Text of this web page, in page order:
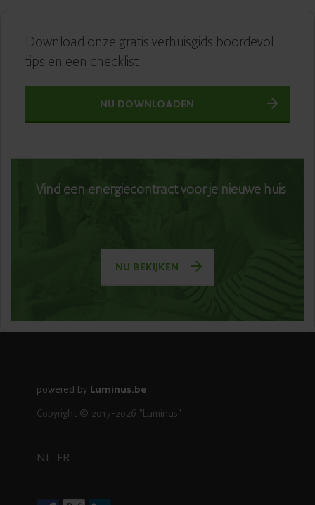
Download onze gratis verhuisgids boordevol
tips en een checklist
NU DOWNLOADEN
Vind een energiecontract voor je nieuwe huis
NU BEKIJKEN
powered by Luminus.be
Copyright © 2017-2026 "Luminus"
NL FR